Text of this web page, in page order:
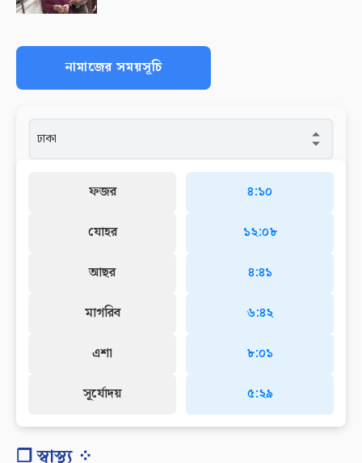
নামাজের সময়সূচি
ফজর
যোহর
আছর
মাগরিব
এশা
সূর্যোদয়
৪:১০
১২:০৮
৪:৪১
৬:৪২
৮:০১
৫:২৯
❐ স্বাস্থ্য ⁘